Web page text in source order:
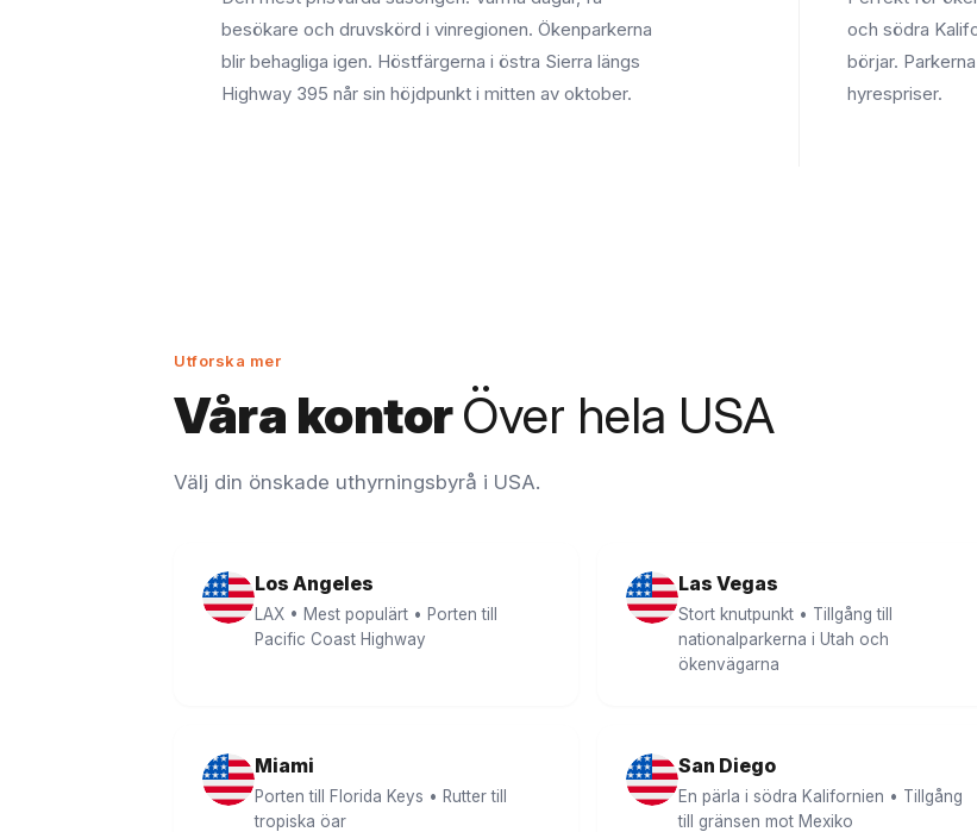
besökare och druvskörd i vinregionen. Ökenparkerna
blir behagliga igen. Höstfärgerna i östra Sierra längs
Highway 395 når sin höjdpunkt i mitten av oktober.
och södra
börjar.
hyrespriser.
Utforska mer
Våra kontorÖver hela USA
Välj din önskade uthyrningsbyrå i USA.
Los Angeles
LAX • Mest populärt • Porten till
Pacific Coast Highway
Las Vegas
Stort knutpunkt • Tillgång till
nationalparkerna i Utah och
ökenvägarna
Miami
Porten till Florida Keys • Rutter till
tropiska öar
San Diego
En pärla i södra Kalifornien • Tillgång
till gränsen mot Mexiko